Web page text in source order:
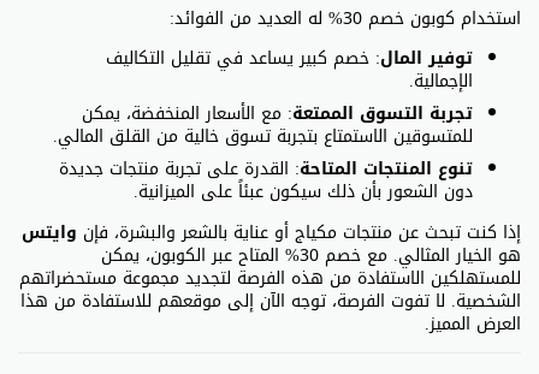
استخدام كوبون خصم 30% له العديد من الفوائد:
توفير المال: خصم كبير يساعد في تقليل التكاليف
الإجمالية.
تجربة التسوق الممتعة: مع الأسعار المنخفضة، يمكن
للمتسوقين الاستمتاع بتجربة تسوق خالية من القلق المالي.
تنوع المنتجات المتاحة: القدرة على تجربة منتجات جديدة
دون الشعور بأن ذلك سيكون عبئاً على الميزانية.
إذا كنت تبحث عن منتجات مكياج أو عناية بالشعر والبشرة، فإن وايتس
هو الخيار المثالي. مع خصم 30% المتاح عبر الكوبون، يمكن
للمستهلكين الاستفادة من هذه الفرصة لتجديد مجموعة مستحضراتهم
الشخصية. لا تفوت الفرصة، توجه الآن إلى موقعهم للاستفادة من هذا
العرض المميز.